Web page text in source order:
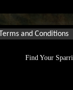
Terms and Conditions
Find Your